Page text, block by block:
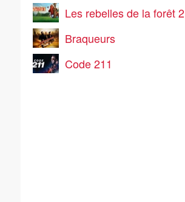
Les rebelles de la forêt 2
Braqueurs
Code 211